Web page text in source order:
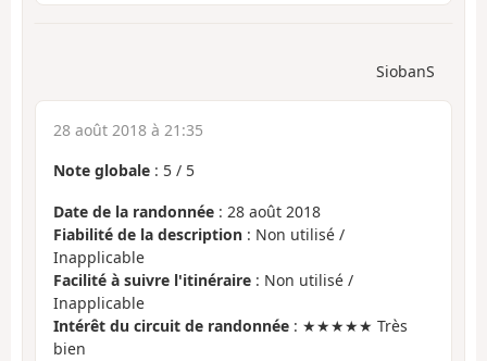
SiobanS
28 août 2018 à 21:35
Note globale : 5 / 5
Date de la randonnée : 28 août 2018
Fiabilité de la description : Non utilisé /
Inapplicable
Facilité à suivre l'itinéraire : Non utilisé /
Inapplicable
Intérêt du circuit de randonnée : ★★★★★ Très
bien